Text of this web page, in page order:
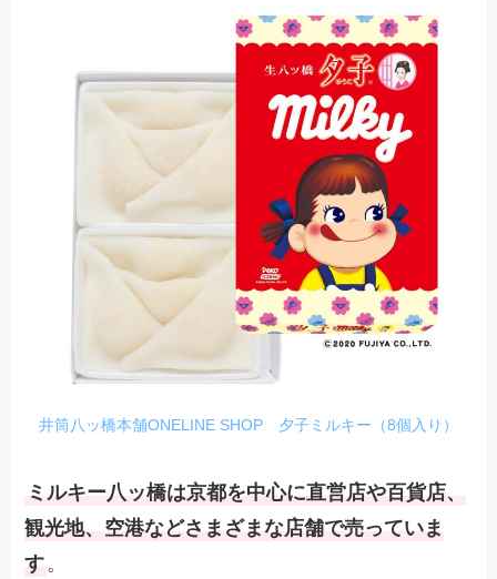
井筒八ッ橋本舗ONELINE SHOP 夕子ミルキー（8個入り）
ミルキー八ッ橋は京都を中心に直営店や百貨店、
観光地、空港などさまざまな店舗で売っていま
す。